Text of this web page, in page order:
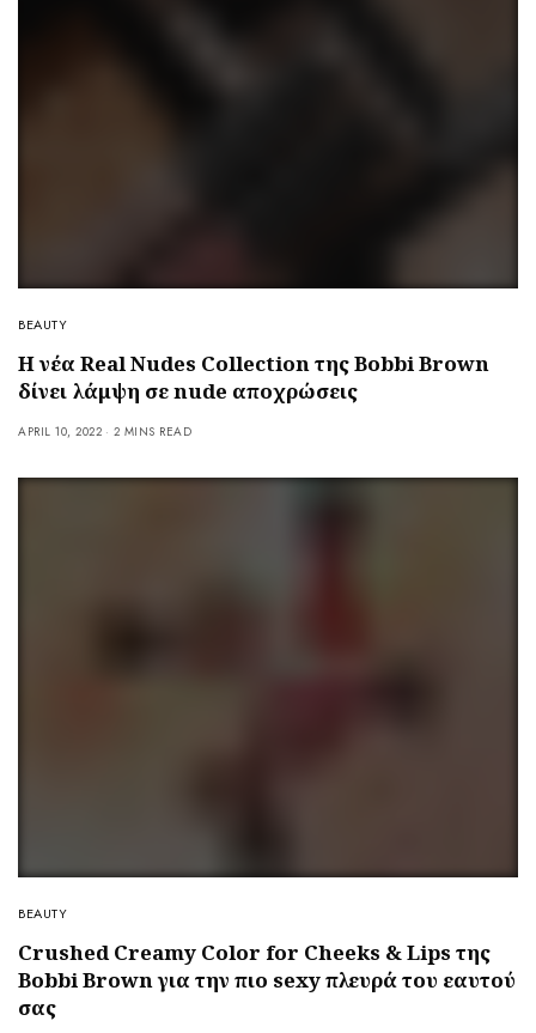
BEAUTY
Η νέα Real Nudes Collection της Bobbi Brown
δίνει λάμψη σε nude αποχρώσεις
APRIL 10, 2022 2 MINS READ
BEAUTY
Crushed Creamy Color for Cheeks & Lips της
Bobbi Brown για την πιο sexy πλευρά του εαυτού
σας